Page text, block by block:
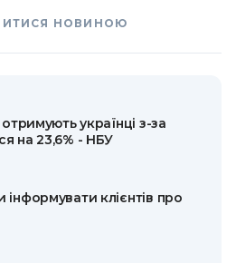
НОВИНОЮ
українці з-за
на 23,6% - НБУ
клієнтів про